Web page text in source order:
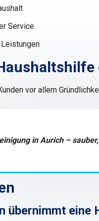
Service
vor allem
in Aurich –
übernimmt eine